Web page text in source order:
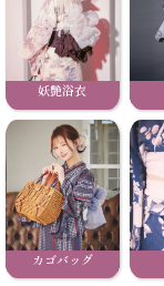
妖艶浴衣
カゴバッグ